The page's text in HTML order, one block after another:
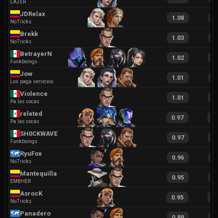
LAZER
JDRelax
NoTricks
1.08
Brekk
NoTricks
1.03
BetrayerN
Funkboings
1.02
Jow
Los paga servicios
1.01
Violence
Pa las cocas
1.01
releted
Pa las cocas
0.97
SH0CKWAVE
Funkboings
0.97
RyuFox
NoTricks
0.96
Mantequilla
EMBHER
0.95
AsrocK
NoTricks
0.95
Panadero